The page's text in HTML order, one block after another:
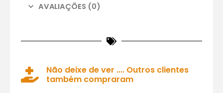
AVALIAÇÕES (0)
Não deixe de ver .... Outros clientes
também compraram